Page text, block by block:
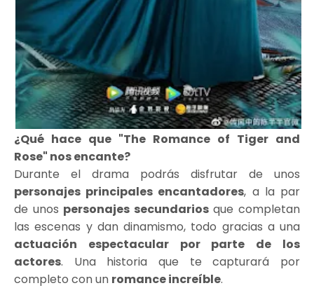
¿Qué hace que "The Romance of Tiger and
Rose" nos encante?
Durante el drama podrás disfrutar de unos
personajes principales encantadores, a la par
de unos personajes secundariosque completan
las escenas y dan dinamismo, todo gracias a una
actuación espectacular por parte de los
actores. Una historia que te capturará por
completo con un romance increíble.